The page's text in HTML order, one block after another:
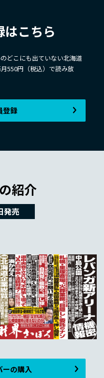
はこちら
どこにも出ていない北海道
550円（税込）で読み放
登録
紹介
発売
ーの購入